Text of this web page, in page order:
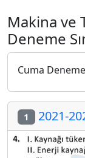
Makina ve
Deneme
Cuma Deneme
1 2021-